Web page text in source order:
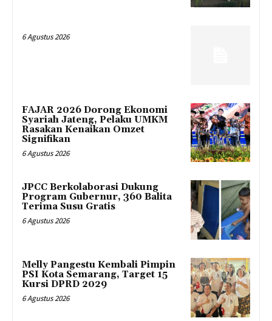
6 Agustus 2026
FAJAR 2026 Dorong Ekonomi
Syariah Jateng, Pelaku UMKM
Rasakan Kenaikan Omzet
Signifikan
6 Agustus 2026
JPCC Berkolaborasi Dukung
Program Gubernur, 360 Balita
Terima Susu Gratis
6 Agustus 2026
Melly Pangestu Kembali Pimpin
PSI Kota Semarang, Target 15
Kursi DPRD 2029
6 Agustus 2026